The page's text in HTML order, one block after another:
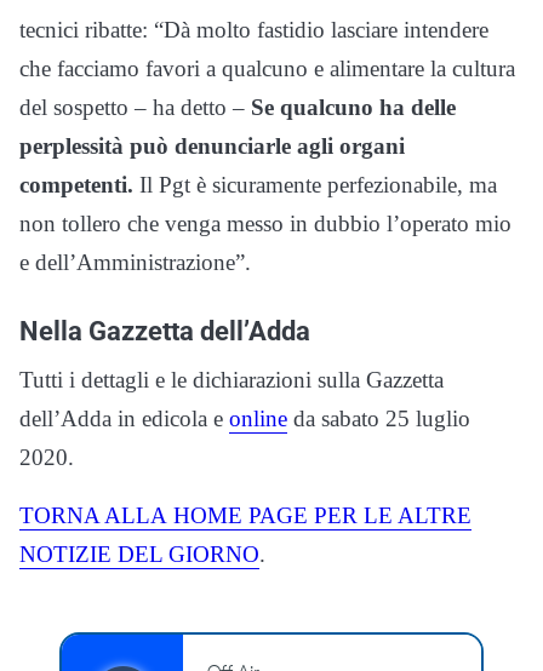
tecnici ribatte: “Dà molto fastidio lasciare intendere
che facciamo favori a qualcuno e alimentare la cultura
del sospetto – ha detto – Se qualcuno ha delle
perplessità può denunciarle agli organi
competenti. Il Pgt è sicuramente perfezionabile, ma
non tollero che venga messo in dubbio l’operato mio
e dell’Amministrazione”.
Nella Gazzetta dell’Adda
Tutti i dettagli e le dichiarazioni sulla Gazzetta
dell’Adda in edicola e online da sabato 25 luglio
2020.
TORNA ALLA HOME PAGE PER LE ALTRE
NOTIZIE DEL GIORNO.